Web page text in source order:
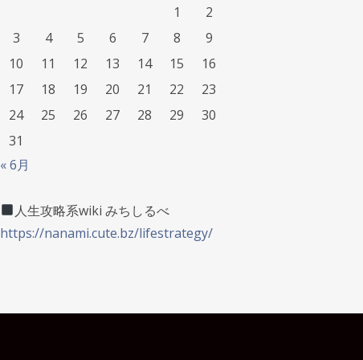
1
2
3
4 5 6 7 8
9
10
11 12 13 14 15
16
17
18 19 20 21 22
23
24
25 26 27 28 29
30
31
« 6月
人生攻略系wiki みちしるべ
https://nanami.cute.bz/lifestrategy/